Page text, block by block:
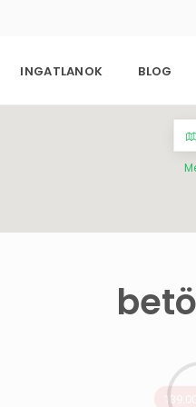
INGATLANOK BLOG